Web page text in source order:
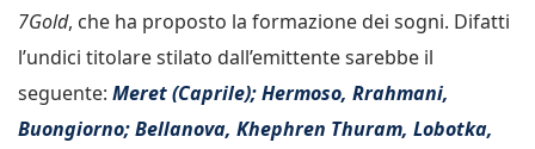
7Gold, che ha proposto la formazione dei sogni. Difatti
l’undici titolare stilato dall’emittente sarebbe il
seguente: Meret (Caprile); Hermoso, Rrahmani,
Buongiorno; Bellanova, Khephren Thuram, Lobotka,